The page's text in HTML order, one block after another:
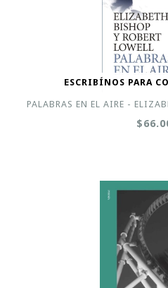
ESCRIBÍNOS PARA
PALABRAS EN EL AIRE -